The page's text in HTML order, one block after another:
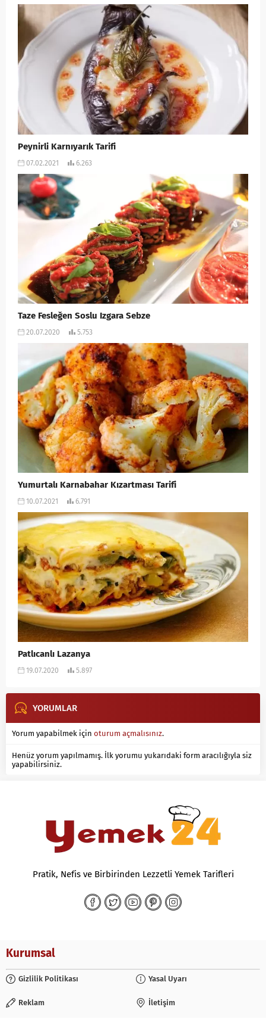
Peynirli Karnıyarık Tarifi
07.02.2021 6.263
Taze Fesleğen Soslu Izgara Sebze
20.07.2020 5.753
Yumurtalı Karnabahar Kızartması Tarifi
10.07.2021 6.791
Patlıcanlı Lazanya
19.07.2020 5.897
YORUMLAR
Yorum yapabilmek için oturum açmalısınız.
Henüz yorum yapılmamış. İlk yorumu yukarıdaki form aracılığıyla siz
yapabilirsiniz.
Pratik, Nefis ve Birbirinden Lezzetli Yemek Tarifleri
Kurumsal
Gizlilik Politikası Yasal Uyarı
Reklam İletişim